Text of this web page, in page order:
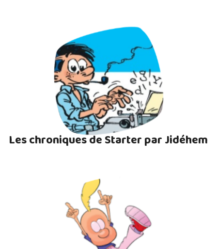
Les chroniques de Starter par Jidéhem